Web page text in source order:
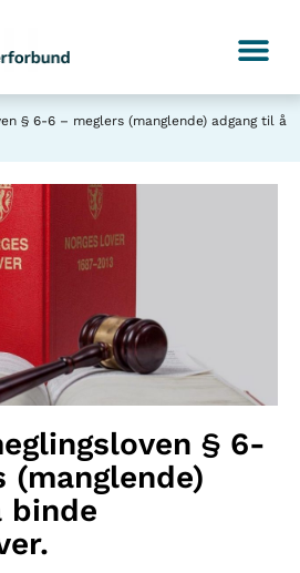
§ 6-6 – meglers (manglende) adgang til å
§ 6-
(manglende)
binde